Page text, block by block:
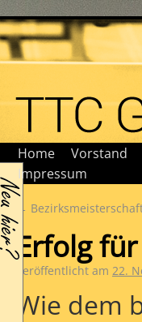
Home Vorstand
Impressum
←
Erfolg
Veröffentlicht am 22.
Wie dem